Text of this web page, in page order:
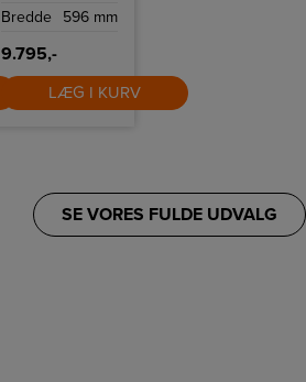
Bredde
596 mm
9.795,-
LÆG I KURV
SE VORES FULDE UDVALG